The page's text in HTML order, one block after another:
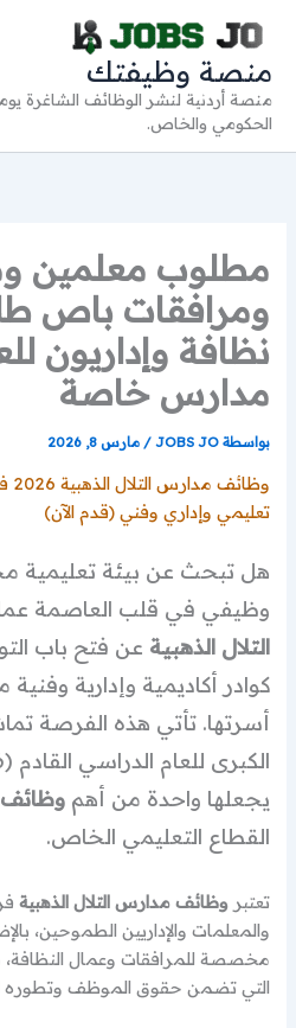
المحتوى
منصة وظيفتك
منصة أردنية لنشر الوظائف الشاغرة
الحكومي والخاص.
مطلوب معلمين
ومرافقات باص
نظافة وإداريون
مدارس خاصة
بواسطة JOBS JO
/مارس 8, 2026
تعليمي وإداري وفني (قدم الآن)
هل تبحث عن بيئة تعليمية
وظيفي في قلب العاصمة
التلال الذهبية عن فتح باب
كوادر أكاديمية وإدارية
أسرتها. تأتي هذه الفرصة
يجعلها واحدة من أهموظائف
القطاع التعليمي الخاص.
تعتبروظائف مدارس التلال الذهبية
والمعلمات والإداريين الطموحين،
مخصصة للمرافقات وعمال النظافة،
التي تضمن حقوق الموظف وتطوره